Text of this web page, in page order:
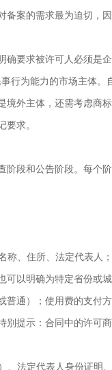
备案的需求最为迫切，
确要求被许可人必须是
行为能力的市场主体。
境外主体，还需考虑商
求。
阶段和公告阶段。每个
、住所、法定代表人；
可以明确为特定省份或
普通）；使用费的支付
提示：合同中的许可
、法定代表人身份证明